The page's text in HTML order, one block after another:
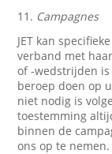
11. Campagnes
JET kan
verband met
of -wedstrijden
beroep doen op
niet nodig is
toestemming
binnen de
ons op te nemen.